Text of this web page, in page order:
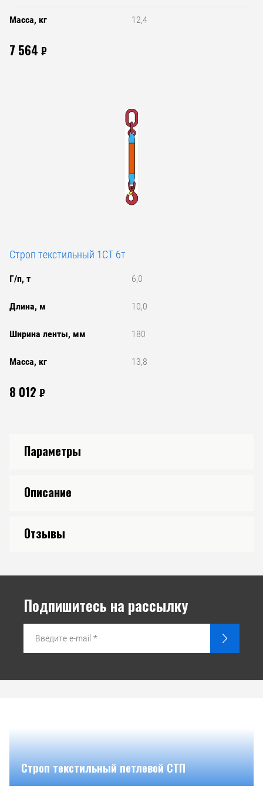
Строп текстильный петлевой СТП
Масса, кг 12,4
7 564 ₽
Строп текстильный 1СТ 6т
Г/п, т 6,0
Длина, м 10,0
Ширина ленты, мм 180
Масса, кг 13,8
8 012 ₽
Параметры
Описание
Отзывы
Подпишитесь на рассылку